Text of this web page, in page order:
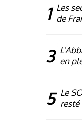
1 Les
de
3 en
5 Le
resté